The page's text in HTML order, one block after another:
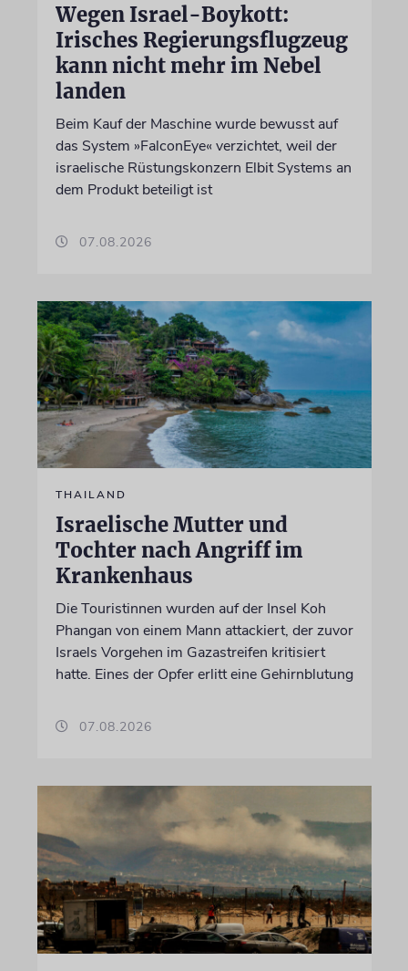
Wegen Israel-Boykott:
Irisches Regierungsflugzeug
kann nicht mehr im Nebel
landen
Beim Kauf der Maschine wurde bewusst auf
das System »FalconEye« verzichtet, weil der
israelische Rüstungskonzern Elbit Systems an
dem Produkt beteiligt ist
07.08.2026
THAILAND
Israelische Mutter und
Tochter nach Angriff im
Krankenhaus
Die Touristinnen wurden auf der Insel Koh
Phangan von einem Mann attackiert, der zuvor
Israels Vorgehen im Gazastreifen kritisiert
hatte. Eines der Opfer erlitt eine Gehirnblutung
07.08.2026